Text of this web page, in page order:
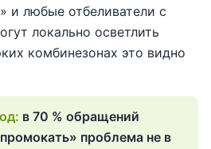
и любые отбеливатели с
локально осветлить
комбинезонах это видно
в 70 % обращений
проблема не в